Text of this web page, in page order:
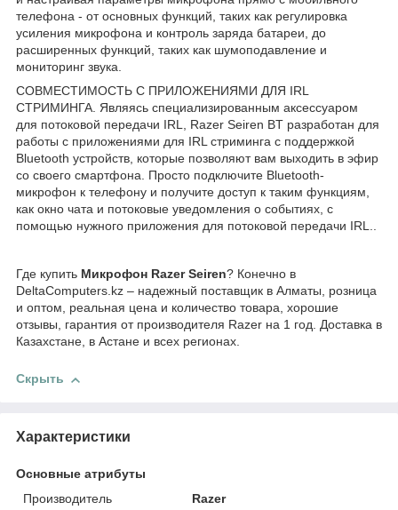
телефона - от основных функций, таких как регулировка
усиления микрофона и контроль заряда батареи, до
расширенных функций, таких как шумоподавление и
мониторинг звука.
СОВМЕСТИМОСТЬ С ПРИЛОЖЕНИЯМИ ДЛЯ IRL
СТРИМИНГА. Являясь специализированным аксессуаром
для потоковой передачи IRL, Razer Seiren BT разработан для
работы с приложениями для IRL стриминга с поддержкой
Bluetooth устройств, которые позволяют вам выходить в эфир
со своего смартфона. Просто подключите Bluetooth-
микрофон к телефону и получите доступ к таким функциям,
как окно чата и потоковые уведомления о событиях, с
помощью нужного приложения для потоковой передачи IRL..
Где купить Микрофон Razer Seiren? Конечно в
DeltaComputers.kz – надежный поставщик в Алматы, розница
и оптом, реальная цена и количество товара, хорошие
отзывы, гарантия от производителя Razer на 1 год. Доставка в
Казахстане, в Астане и всех регионах.
Скрыть
Характеристики
Основные атрибуты
Производитель
Razer